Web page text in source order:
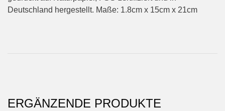
Deutschland hergestellt. Maße: 1.8cm x 15cm x 21cm
ERGÄNZENDE PRODUKTE